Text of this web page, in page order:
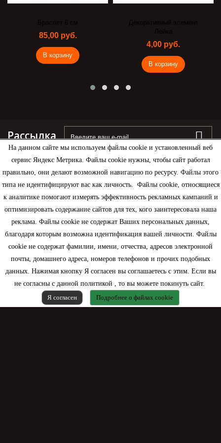
На данном сайте мы используем файлы cookie и установленный веб
сервис Яндекс Метрика. Файлы cookie нужны, чтобы сайт работал
правильно, они делают возможной навигацию по ресурсу. Файлы этого
типа не идентифицируют вас как личность. Файлы cookie, относящиеся
к аналитике помогают измерять эффективность рекламных кампаний и
оптимизировать содержание сайтов для тех, кого заинтересовала наша
реклама. Файлы cookie не содержат Ваших персональных данных,
благодаря которым возможна идентификация вашей личности. Файлы
cookie не содержат фамилии, имени, отчества, адресов электронной
почты, домашнего адреса, номеров телефонов и прочих подобных
данных. Нажимая кнопку Я согласен вы соглашаетесь с этим. Если вы
не согласны с данной политикой , то вы можете покинуть сайт.
Я согласен
Подробнее о файлах cookie
Браслет 6 см
85,00 руб.
В корзину
Декоративный элемент
Лейка
4,00 руб.
В корзину
Рассылка
Информация
Моя учетная запись
Контактная информация